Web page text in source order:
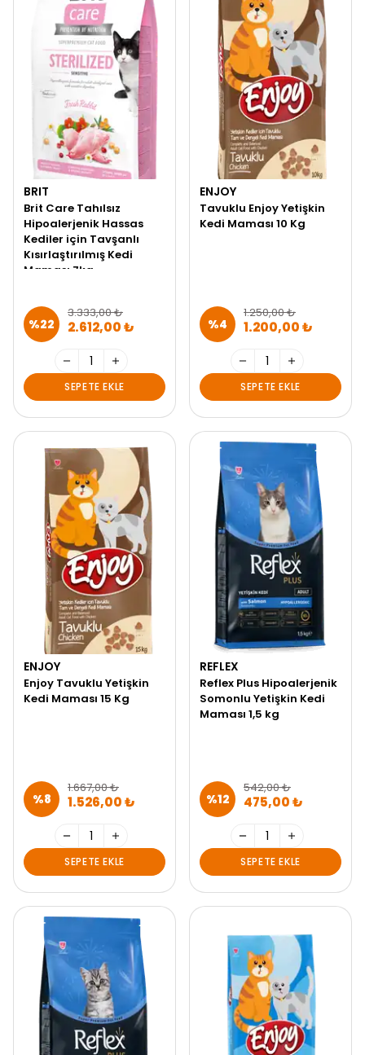
BRIT
Brit Care Tahılsız
Hipoalerjenik Hassas
Kediler için Tavşanlı
Kısırlaştırılmış Kedi
Maması 7kg
%22
3.333,00 ₺
2.612,00 ₺
SEPETE EKLE
ENJOY
Tavuklu Enjoy Yetişkin
Kedi Maması 10 Kg
%4
1.250,00 ₺
1.200,00 ₺
SEPETE EKLE
ENJOY
Enjoy Tavuklu Yetişkin
Kedi Maması 15 Kg
%8
1.667,00 ₺
1.526,00 ₺
SEPETE EKLE
REFLEX
Reflex Plus Hipoalerjenik
Somonlu Yetişkin Kedi
Maması 1,5 kg
%12
542,00 ₺
475,00 ₺
SEPETE EKLE